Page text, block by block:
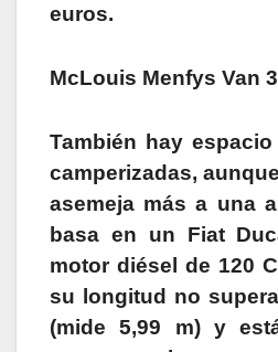
euros.
McLouis Menfys Van
También hay
camperizadas,
asemeja más a una
basa en un Fiat
motor diésel de 120
su longitud no
(mide 5,99 m) y